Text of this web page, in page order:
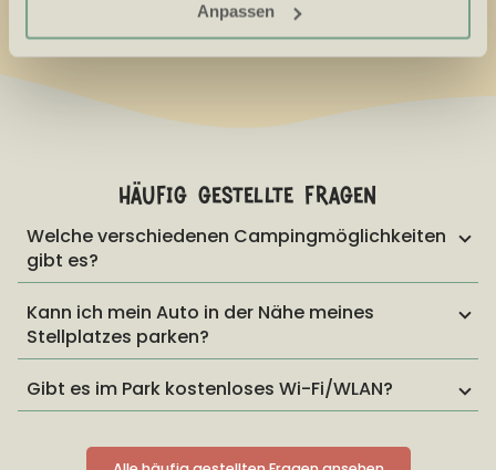
Anpassen
häufig gestellte fragen
Welche verschiedenen Campingmöglichkeiten
gibt es?
Kann ich mein Auto in der Nähe meines
Stellplatzes parken?
Gibt es im Park kostenloses Wi-Fi/WLAN?